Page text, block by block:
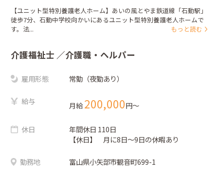
【ユニット型特別養護老人ホーム】あいの風とやま鉄道線「石動駅」
徒歩7分、石動中学校向かいにあるユニット型特別養護老人ホームで
す。法...
もっと読む
介護福祉士 ／介護職・ヘルパー
雇用形態 常勤（夜勤あり）
給与 月給200,000円〜
休日
年間休日 110日
【休日】 月に8日～9日の休暇あり
勤務地 富山県小矢部市観音町699-1